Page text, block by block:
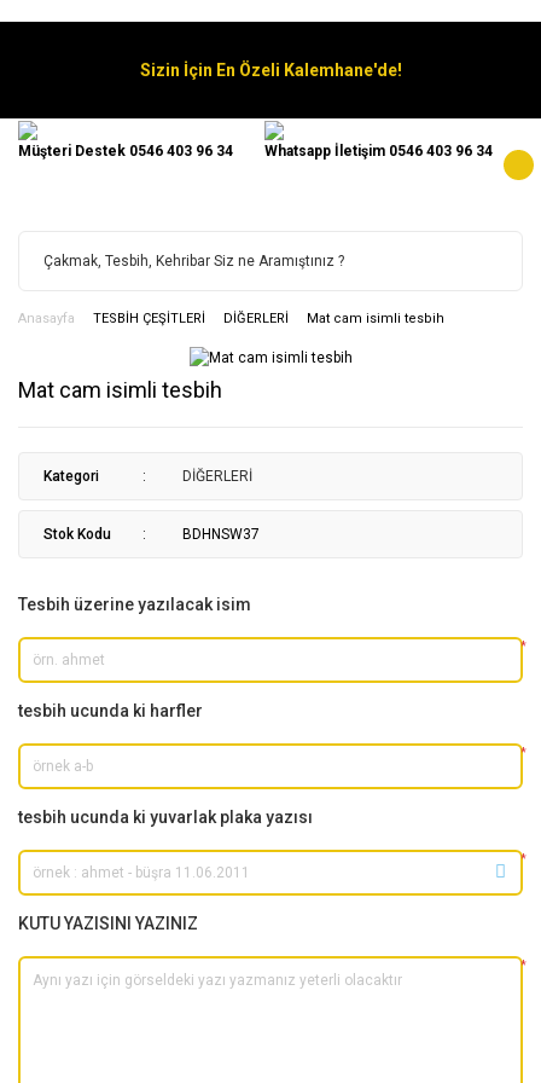
Sizin İçin En Özeli Kalemhane'de!
Müşteri Destek 0546 403 96 34 Whatsapp İletişim 0546 403 96 34
Anasayfa TESBİH ÇEŞİTLERİ DİĞERLERİ Mat cam isimli tesbih
Mat cam isimli tesbih
Kategori DİĞERLERİ
Stok Kodu BDHNSW37
Tesbih üzerine yazılacak isim
*
tesbih ucunda ki harfler
*
tesbih ucunda ki yuvarlak plaka yazısı
*
KUTU YAZISINI YAZINIZ
*